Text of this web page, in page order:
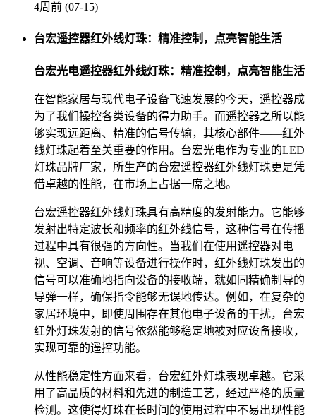
4周前 (07-15)
台宏遥控器红外线灯珠：精准控制，点亮智能生活
台宏光电遥控器红外线灯珠：精准控制，点亮智能生活
在智能家居与现代电子设备飞速发展的今天，遥控器成
为了我们操控各类设备的得力助手。而遥控器之所以能
够实现远距离、精准的信号传输，其核心部件——红外
线灯珠起着至关重要的作用。台宏光电作为专业的LED
灯珠品牌厂家，所生产的台宏遥控器红外线灯珠更是凭
借卓越的性能，在市场上占据一席之地。
台宏遥控器红外线灯珠具有高精度的发射能力。它能够
发射出特定波长和频率的红外线信号，这种信号在传播
过程中具有很强的方向性。当我们在使用遥控器对电
视、空调、音响等设备进行操作时，红外线灯珠发出的
信号可以准确地指向设备的接收端，就如同精确制导的
导弹一样，确保指令能够无误地传达。例如，在复杂的
家居环境中，即使周围存在其他电子设备的干扰，台宏
红外灯珠发射的信号依然能够稳定地被对应设备接收，
实现可靠的遥控功能。
从性能稳定性方面来看，台宏红外灯珠表现卓越。它采
用了高品质的材料和先进的制造工艺，经过严格的质量
检测。这使得灯珠在长时间的使用过程中不易出现性能